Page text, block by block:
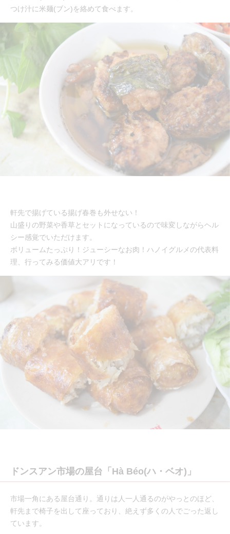
つけ汁に米麺(ブン)を絡めて食べます。
軒先で揚げている揚げ春巻も外せない！
山盛りの野菜や香草とセットになっているので味変しながらヘル
シー感覚でいただけます。
ボリュームたっぷり！ジューシーなお肉！ハノイグルメの代表料
理、行ってみる価値大アリです！
ドンスアン市場の屋台「Hà Béo(ハ・ベオ)」
市場一角にある屋台通り。通りは人一人通るのがやっとのほど、
軒先まで椅子を出して座っており、絶えず多くの人でごった返し
ています。